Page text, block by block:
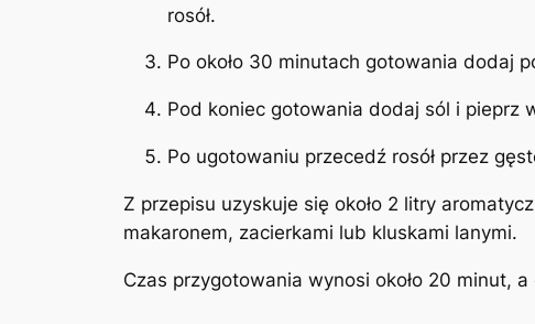
rosół.
Po około 30 minutach gotowania dodaj
Pod koniec gotowania dodaj sól i pieprz
Po ugotowaniu przecedź rosół przez
Z przepisu uzyskuje się około 2 litry
makaronem, zacierkami lub kluskami lanymi.
Czas przygotowania wynosi około 20 minut,